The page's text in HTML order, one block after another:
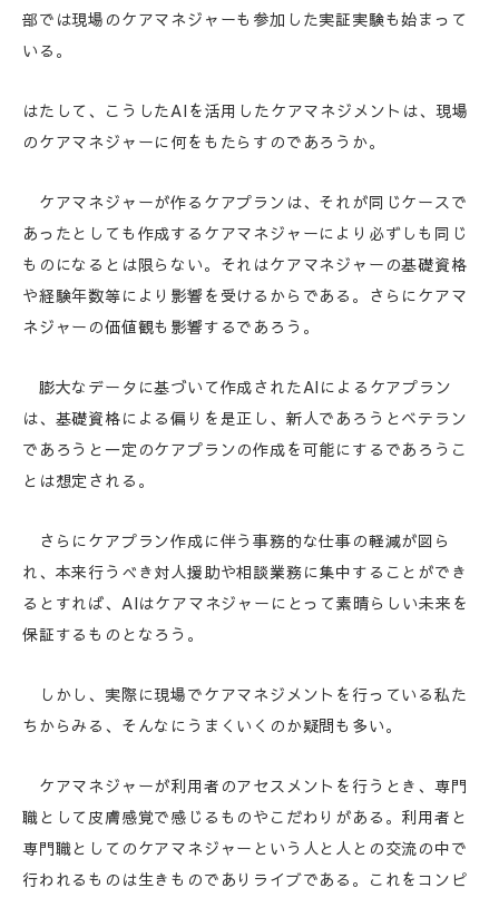
部では現場のケアマネジャーも参加した実証実験も始まって
いる。
はたして、こうしたAIを活用したケアマネジメントは、現場
のケアマネジャーに何をもたらすのであろうか。
ケアマネジャーが作るケアプランは、それが同じケースで
あったとしても作成するケアマネジャーにより必ずしも同じ
ものになるとは限らない。それはケアマネジャーの基礎資格
や経験年数等により影響を受けるからである。さらにケアマ
ネジャーの価値観も影響するであろう。
膨大なデータに基づいて作成されたAIによるケアプラン
は、基礎資格による偏りを是正し、新人であろうとベテラン
であろうと一定のケアプランの作成を可能にするであろうこ
とは想定される。
さらにケアプラン作成に伴う事務的な仕事の軽減が図ら
れ、本来行うべき対人援助や相談業務に集中することができ
るとすれば、AIはケアマネジャーにとって素晴らしい未来を
保証するものとなろう。
しかし、実際に現場でケアマネジメントを行っている私た
ちからみる、そんなにうまくいくのか疑問も多い。
ケアマネジャーが利用者のアセスメントを行うとき、専門
職として皮膚感覚で感じるものやこだわりがある。利用者と
専門職としてのケアマネジャーという人と人との交流の中で
行われるものは生きものでありライブである。これをコンピ